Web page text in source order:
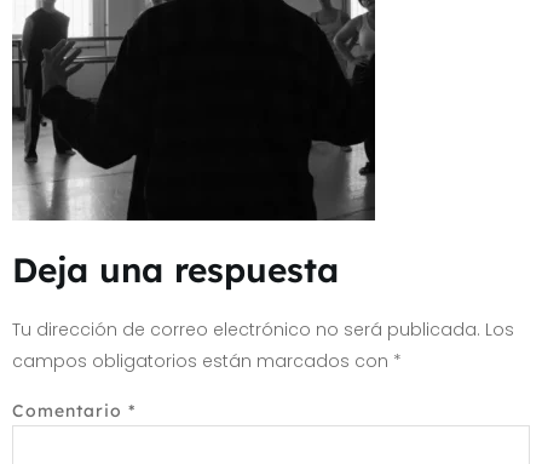
Deja una respuesta
Tu dirección de correo electrónico no será publicada. Los
campos obligatorios están marcados con *
Comentario *